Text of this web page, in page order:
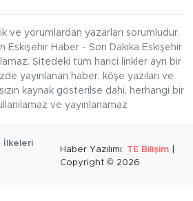
ve yorumlardan yazarları sorumludur.
Eskişehir Haber - Son Dakika Eskişehir
Sitedeki tüm harici linkler ayrı bir
yayınlanan haber, köşe yazıları ve
kaynak gösterilse dahi, herhangi bir
ve yayınlanamaz
İlkeleri
Haber Yazılımı: TE Bilişim
Copyright © 2026